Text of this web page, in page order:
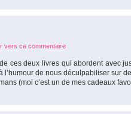
vers ce commentaire
ces deux livres qui abordent avec
l’humour de nous déculpabiliser sur
(moi c’est un de mes cadeaux